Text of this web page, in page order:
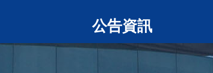
公告資訊